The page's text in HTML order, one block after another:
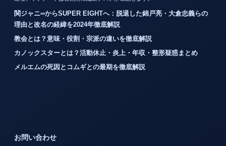
関ジャニ∞からSUPER EIGHTへ：脱退した錦戸亮・大倉忠義らの
理由と改名の経緯を2024年徹底解説
教会とは？意味・役割・宗派の違いを徹底解説
カノックスターとは？活動休止・炎上・年収・整形疑惑まとめ
メルエムの死因とコムギとの最期を徹底解説
お問い合わせ